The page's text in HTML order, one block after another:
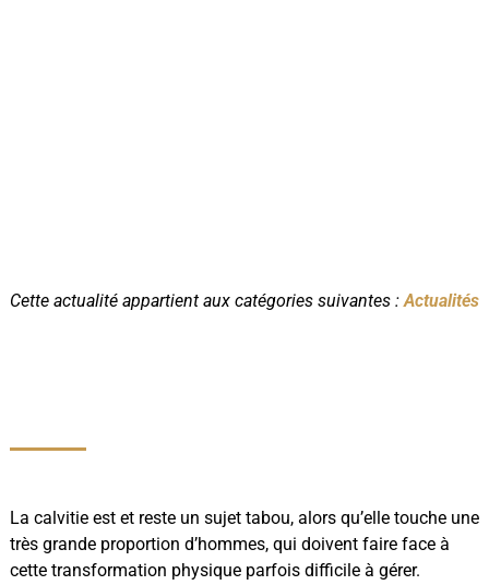
Cette actualité appartient aux catégories suivantes :Actualités
La calvitie est et reste un sujet tabou, alors qu’elle touche une
très grande proportion d’hommes, qui doivent faire face à
cette transformation physique parfois difficile à gérer.